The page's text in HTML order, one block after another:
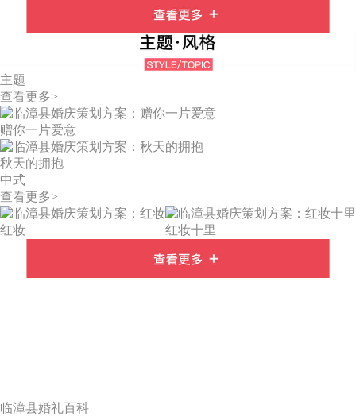
主题
查看更多>
赠你一片爱意
秋天的拥抱
中式
查看更多>
红妆 红妆十里
临漳县婚礼百科